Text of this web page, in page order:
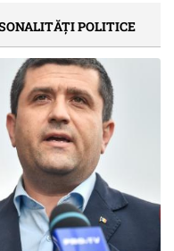
POLITICE